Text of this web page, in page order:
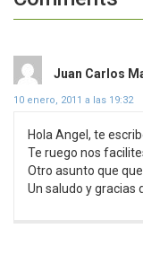
Juan Carlos
10 enero, 2011 a las 19:32
Hola Angel, te
Te ruego nos
Otro asunto que
Un saludo y gracias